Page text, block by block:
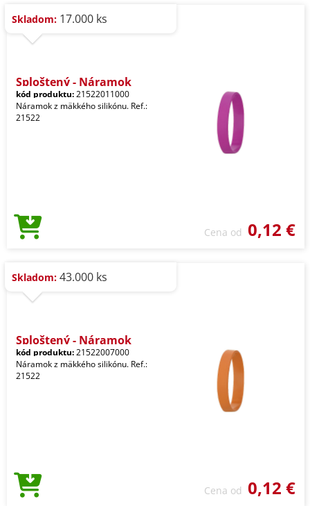
Skladom: 17.000 ks
Sploštený - Náramok
kód produktu:21522011000
Náramok z mäkkého silikónu. Ref.:
21522
Cena od 0,12 €
Skladom: 43.000 ks
Sploštený - Náramok
kód produktu:21522007000
Náramok z mäkkého silikónu. Ref.:
21522
Cena od 0,12 €